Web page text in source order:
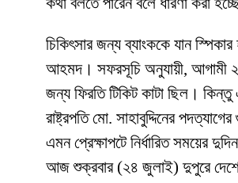
চিকিৎসার জন্য ব্যাংককে যান স্পিকার
আহমদ। সফরসূচি অনুযায়ী, আগামী
জন্য ফিরতি টিকিট কাটা ছিল। কিন্তু
রাষ্ট্রপতি মো. সাহাবুদ্দিনের
এমন প্রেক্ষাপটে নির্ধারিত সময়ের
আজ শুক্রবার (২৪ জুলাই) দুপুরে